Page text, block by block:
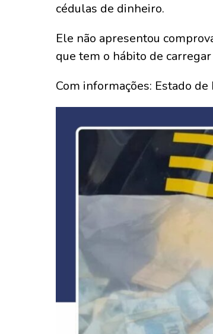
cédulas de dinheiro.
Ele não apresentou
que tem o hábito de
Com informações: Estado de